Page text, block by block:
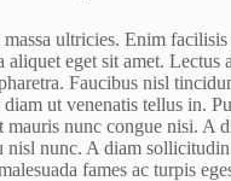
massa ultricies. Enim
eget sit amet. Lectus
Faucibus nisl
ut venenatis tellus in.
mauris nunc congue nisi. A
nisl nunc. A diam
fames ac turpis